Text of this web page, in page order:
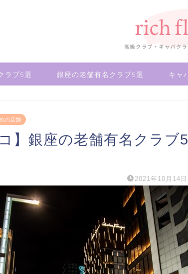
ラブ5選 銀座の老舗有名クラブ5選 キャ
の店舗
】銀座の老舗有名クラブ
2021年10月14日